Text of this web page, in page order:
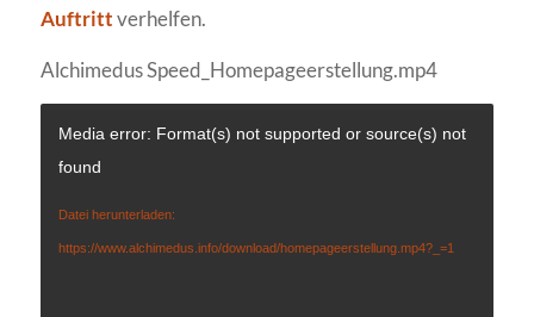
Auftrittverhelfen.
Alchimedus Speed_Homepageerstellung.mp4
Media error: Format(s) not supported or source(s) not
found
Datei herunterladen:
https://www.alchimedus.info/download/homepageerstellung.mp4?_=1